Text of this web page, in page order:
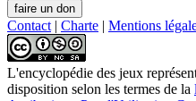
Contact | Charte | Mentions
L'encyclopédie des jeux
disposition selon les termes de la